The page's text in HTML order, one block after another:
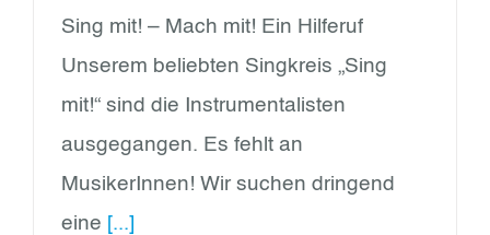
Sing mit! – Mach mit! Ein Hilferuf
Unserem beliebten Singkreis „Sing
mit!“ sind die Instrumentalisten
ausgegangen. Es fehlt an
MusikerInnen! Wir suchen dringend
eine [...]